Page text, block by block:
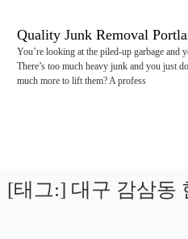
Quality Junk Removal
You’re looking at the piled-up garbage and
There’s too much heavy junk and you just
much more to lift them? A profess
[태그:] 대구 감삼동